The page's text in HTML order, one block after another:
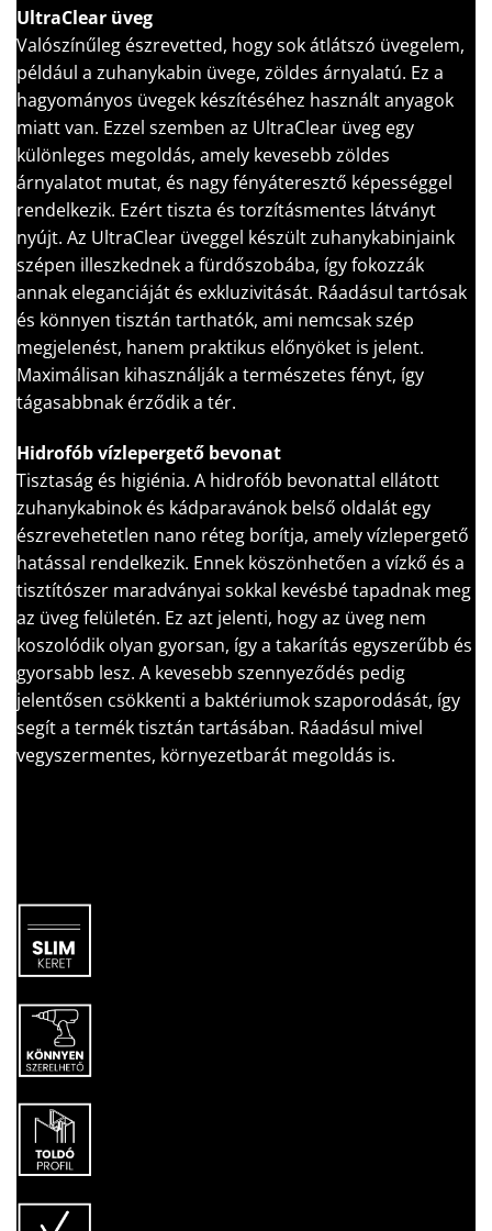
UltraClear üveg
Valószínűleg észrevetted, hogy sok átlátszó üvegelem,
például a zuhanykabin üvege, zöldes árnyalatú. Ez a
hagyományos üvegek készítéséhez használt anyagok
miatt van. Ezzel szemben az UltraClear üveg egy
különleges megoldás, amely kevesebb zöldes
árnyalatot mutat, és nagy fényáteresztő képességgel
rendelkezik. Ezért tiszta és torzításmentes látványt
nyújt. Az UltraClear üveggel készült zuhanykabinjaink
szépen illeszkednek a fürdőszobába, így fokozzák
annak eleganciáját és exkluzivitását. Ráadásul tartósak
és könnyen tisztán tarthatók, ami nemcsak szép
megjelenést, hanem praktikus előnyöket is jelent.
Maximálisan kihasználják a természetes fényt, így
tágasabbnak érződik a tér.
Hidrofób vízlepergető bevonat
Tisztaság és higiénia. A hidrofób bevonattal ellátott
zuhanykabinok és kádparavánok belső oldalát egy
észrevehetetlen nano réteg borítja, amely vízlepergető
hatással rendelkezik. Ennek köszönhetően a vízkő és a
tisztítószer maradványai sokkal kevésbé tapadnak meg
az üveg felületén. Ez azt jelenti, hogy az üveg nem
koszolódik olyan gyorsan, így a takarítás egyszerűbb és
gyorsabb lesz. A kevesebb szennyeződés pedig
jelentősen csökkenti a baktériumok szaporodását, így
segít a termék tisztán tartásában. Ráadásul mivel
vegyszermentes, környezetbarát megoldás is.